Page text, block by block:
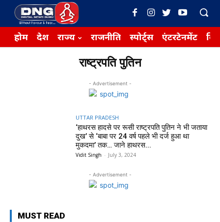
होम देश राज्य राजनीति स्पोर्ट्स एंटरटेनमेंट
राष्ट्रपति पुतिन
- Advertisement -
UTTAR PRADESH
‘हाथरस हादसे पर रूसी राष्ट्रपति पुतिन ने भी जताया
दुख’ से ‘बाबा पर 24 वर्ष पहले भी दर्ज हुआ था
मुकदमा’ तक… जाने हाथरस...
Vidit Singh - July 3, 2024
- Advertisement -
MUST READ